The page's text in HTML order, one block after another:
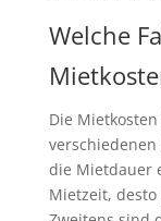
Welche
Die
die Mietdauer
Mietzeit,